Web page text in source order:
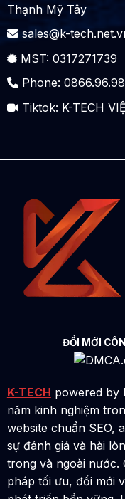
Thạnh Mỹ Tây
sales@k-
MST: 0317271739
Phone:
Tiktok: K-TECH
ĐỔI MỚI
K-TECH powered by
năm kinh nghiệm
website chuẩn SEO,
sự đánh giá và hài
trong và ngoài nước.
pháp tối ưu, đổi mới